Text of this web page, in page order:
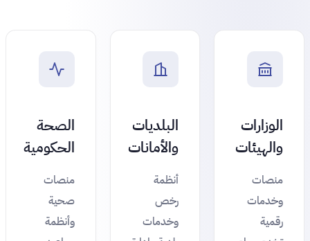
الوزارات
والهيئات
منصات
وخدمات
رقمية
البلديات
والأمانات
أنظمة
رخص
وخدمات
الصحة
الحكومية
منصات
صحية
وأنظمة